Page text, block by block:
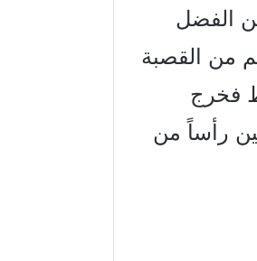
798 م ولىّ الليث ابن الفضل
من القصبة
فخرج
رأساً من